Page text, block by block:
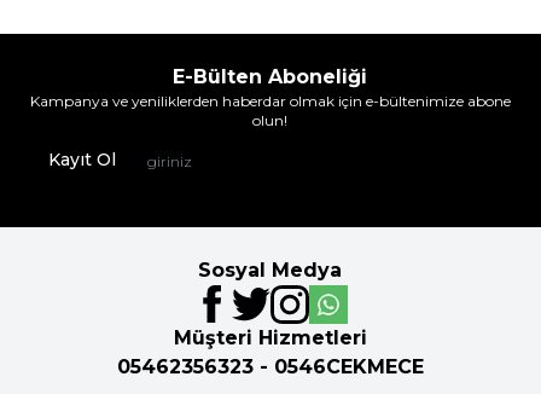
E-Bülten Aboneliği
Kampanya ve yeniliklerden haberdar olmak için e-bültenimize abone
olun!
Kayıt Ol
Sosyal Medya
Müşteri Hizmetleri
05462356323 - 0546CEKMECE